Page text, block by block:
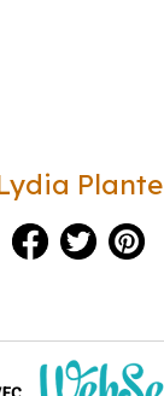
Plante